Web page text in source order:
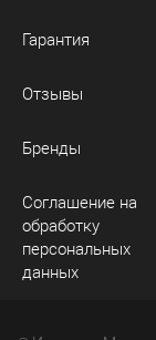
Гарантия
Отзывы
Бренды
Соглашение на
обработку
персональных
данных